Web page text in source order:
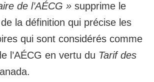
de l’AÉCG » supprime le
la définition qui précise les
qui sont considérés comme
l’AÉCG en vertu du Tarif des